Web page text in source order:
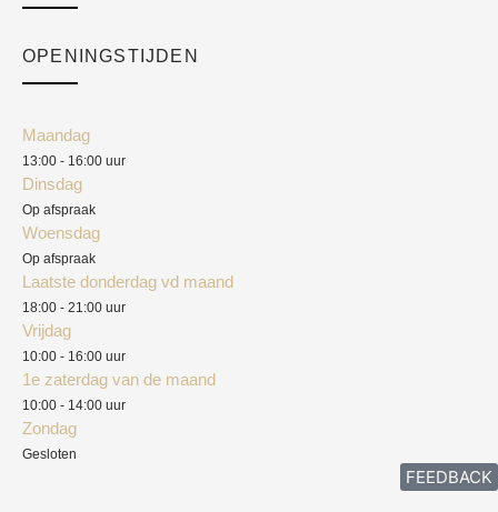
Academy
OPENINGSTIJDEN
Maandag
13:00 - 16:00 uur
Dinsdag
Op afspraak
Woensdag
Op afspraak
Laatste donderdag vd maand
18:00 - 21:00 uur
Vrijdag
10:00 - 16:00 uur
1e zaterdag van de maand
10:00 - 14:00 uur
Zondag
Gesloten
FEEDBACK